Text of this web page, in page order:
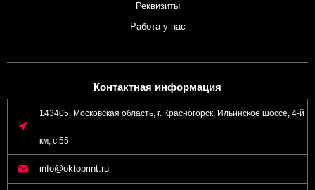
Реквизиты
Работа у нас
Контактная информация
143405, Московская область, г. Красногорск, Ильинское шоссе, 4-й
км, с.55
info@oktoprint.ru